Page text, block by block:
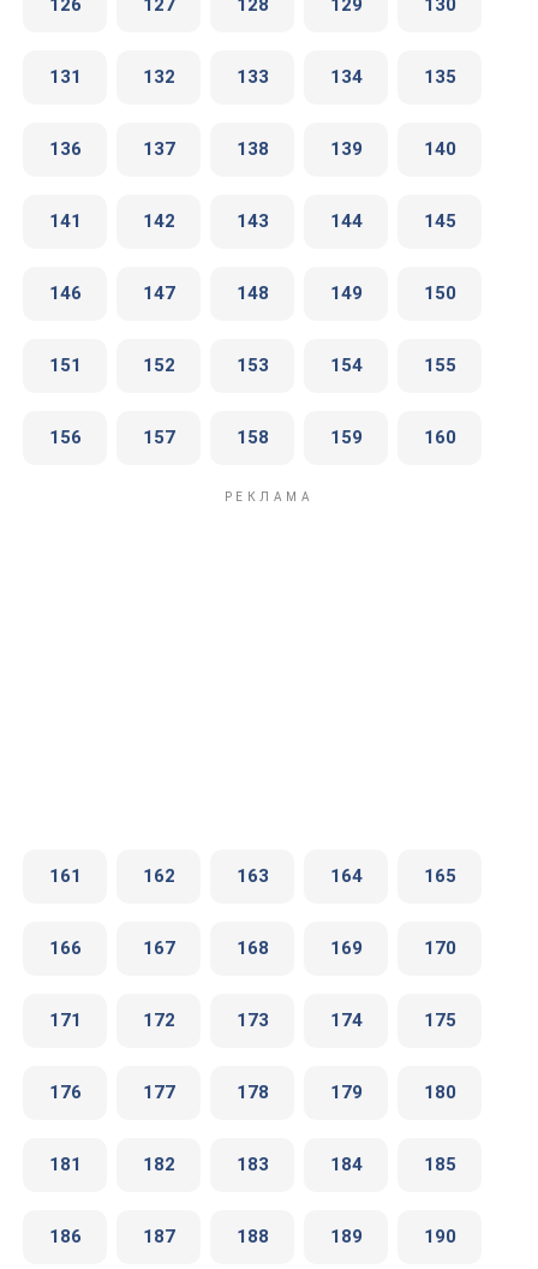
126 127 128 129 130
131 132 133 134 135
136 137 138 139 140
141 142 143 144 145
146 147 148 149 150
151 152 153 154 155
156 157 158 159 160
161 162 163 164 165
166 167 168 169 170
171 172 173 174 175
176 177 178 179 180
181 182 183 184 185
186 187 188 189 190